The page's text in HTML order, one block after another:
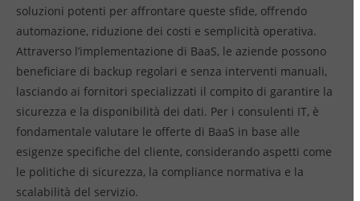
soluzioni potenti per affrontare queste sfide, offrendo
automazione, riduzione dei costi e semplicità operativa.
Attraverso l’implementazione di BaaS, le aziende possono
beneficiare di backup regolari e senza interventi manuali,
lasciando ai fornitori specializzati il compito di garantire la
sicurezza e la disponibilità dei dati. Per i consulenti IT, è
fondamentale valutare le offerte di BaaS in base alle
esigenze specifiche del cliente, considerando aspetti come
le politiche di sicurezza, la compliance normativa e la
scalabilità del servizio.